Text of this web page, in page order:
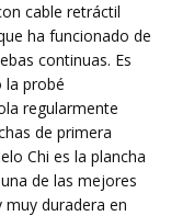
cable retráctil
ha funcionado de
continuas. Es
la probé
regularmente
de primera
Chi es la plancha
de las mejores
duradera en